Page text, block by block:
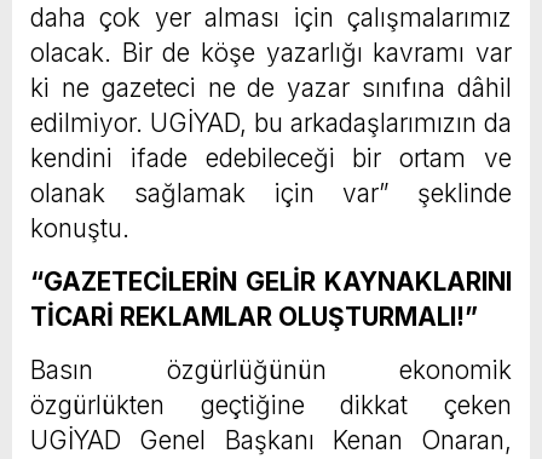
daha çok yer alması için çalışmalarımız
olacak. Bir de köşe yazarlığı kavramı var
ki ne gazeteci ne de yazar sınıfına dâhil
edilmiyor. UGİYAD, bu arkadaşlarımızın da
kendini ifade edebileceği bir ortam ve
olanak sağlamak için var” şeklinde
konuştu.
“GAZETECİLERİN GELİR KAYNAKLARINI
TİCARİ REKLAMLAR OLUŞTURMALI!”
Basın özgürlüğünün ekonomik
özgürlükten geçtiğine dikkat çeken
UGİYAD Genel Başkanı Kenan Onaran,